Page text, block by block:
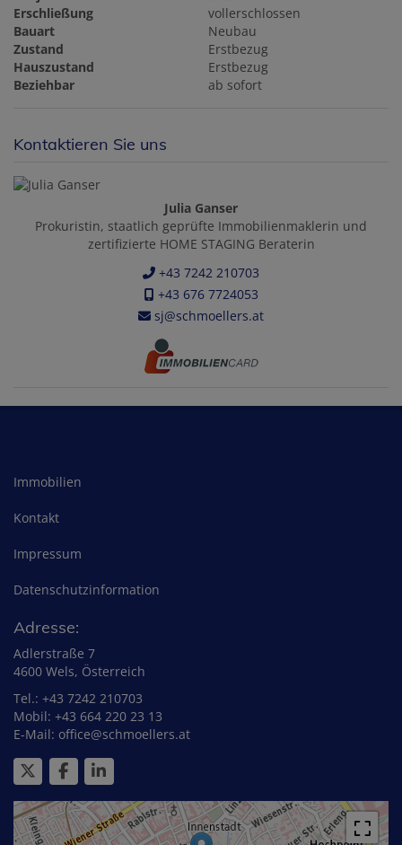
Erschließung
vollerschlossen
Bauart
Neubau
Zustand
Erstbezug
Hauszustand
Erstbezug
Beziehbar
ab sofort
Kontaktieren Sie uns
Julia Ganser
Prokuristin, staatlich geprüfte Immobilienmaklerin und
zertifizierte HOME STAGING Beraterin
+43 7242 210703
+43 676 7724053
sj@schmoellers.at
Immobilien
Kontakt
Impressum
Datenschutzinformation
Adresse:
Adlerstraße 7
4600 Wels, Österreich
Tel.: +43 7242 210703
Mobil: +43 664 220 23 13
E-Mail: office@schmoellers.at